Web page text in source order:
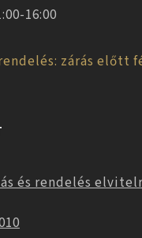
16:00
zárás előtt
és rendelés